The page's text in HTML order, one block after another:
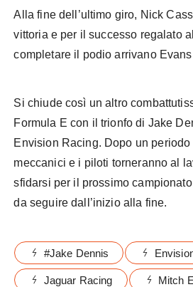
Alla fine dell’ultimo giro, Nick
vittoria e per il successo regalato
completare il podio arrivano
Si chiude così un altro
Formula E con il trionfo di Jake
Envision Racing. Dopo un
meccanici e i piloti torneranno al
sfidarsi per il prossimo
da seguire dall’inizio alla fine.
#Jake Dennis
Jaguar Racing Mitch